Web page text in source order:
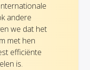
andere
we dat het
met hen
efficiënte
is.